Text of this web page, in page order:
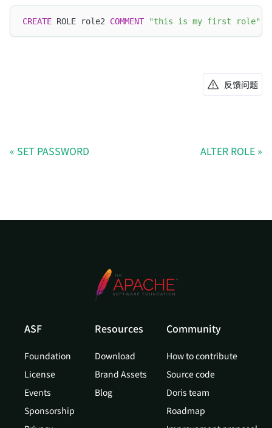
CREATE ROLE role2 COMMENT "this is my first role"
反馈问题
SET PASSWORD ALTER ROLE
ASF
Foundation
License
Events
Sponsorship
Resources
Download
Brand Assets
Blog
Community
How to contribute
Source code
Doris team
Roadmap